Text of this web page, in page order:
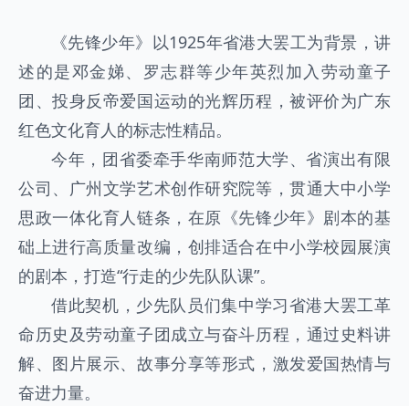
《先锋少年》以1925年省港大罢工为背景，讲
述的是邓金娣、罗志群等少年英烈加入劳动童子
团、投身反帝爱国运动的光辉历程，被评价为广东
红色文化育人的标志性精品。
今年，团省委牵手华南师范大学、省演出有限
公司、广州文学艺术创作研究院等，贯通大中小学
思政一体化育人链条，在原《先锋少年》剧本的基
础上进行高质量改编，创排适合在中小学校园展演
的剧本，打造“行走的少先队队课”。
借此契机，少先队员们集中学习省港大罢工革
命历史及劳动童子团成立与奋斗历程，通过史料讲
解、图片展示、故事分享等形式，激发爱国热情与
奋进力量。